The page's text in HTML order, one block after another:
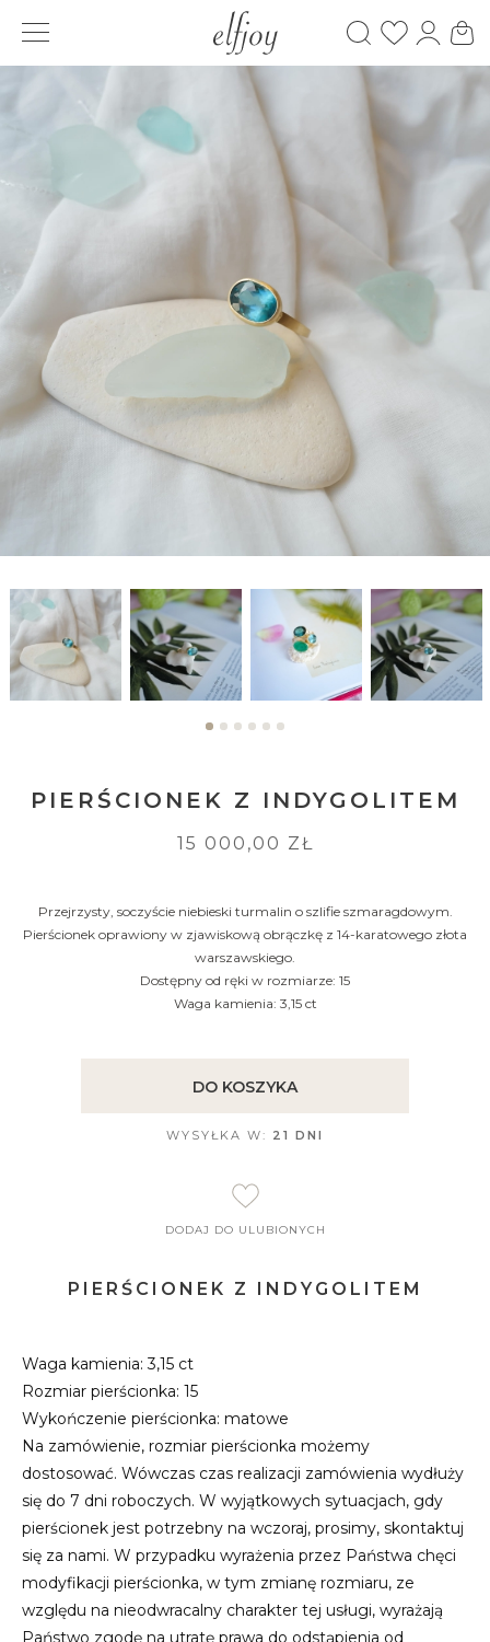
PIERŚCIONEK Z INDYGOLITEM
15 000,00 ZŁ
Przejrzysty, soczyście niebieski turmalin o szlifie szmaragdowym.
Pierścionek oprawiony w zjawiskową obrączkę z 14-karatowego złota
warszawskiego.
Dostępny od ręki w rozmiarze: 15
Waga kamienia: 3,15 ct
DO KOSZYKA
WYSYŁKA W: 21 DNI
DODAJ DO ULUBIONYCH
PIERŚCIONEK Z INDYGOLITEM
Waga kamienia: 3,15 ct
Rozmiar pierścionka: 15
Wykończenie pierścionka: matowe
Na zamówienie, rozmiar pierścionka możemy
dostosować. Wówczas czas realizacji zamówienia wydłuży
się do 7 dni roboczych. W wyjątkowych sytuacjach, gdy
pierścionek jest potrzebny na wczoraj, prosimy, skontaktuj
się za nami. W przypadku wyrażenia przez Państwa chęci
modyfikacji pierścionka, w tym zmianę rozmiaru, ze
względu na nieodwracalny charakter tej usługi, wyrażają
Państwo zgodę na utratę prawa do odstąpienia od